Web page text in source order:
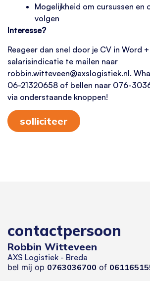
Mogelijkheid om cursussen en
volgen
Interesse?
Reageer dan snel door je CV in Word
salarisindicatie te mailen naar
robbin.witteveen@axslogistiek.nl.
06-21320658 of bellen naar 076-
via onderstaande knoppen!
solliciteer
contactpersoon
Robbin Witteveen
AXS Logistiek - Breda
bel mij op 0763036700 of